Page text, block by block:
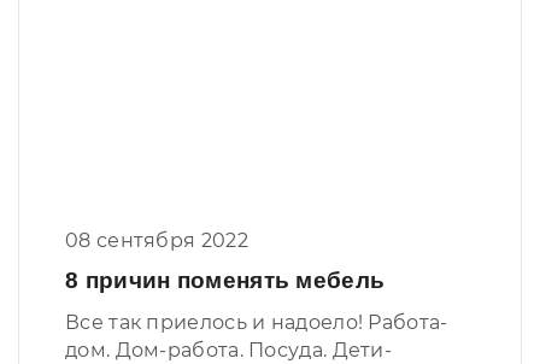
08 сентября 2022
8 причин поменять мебель
Все так приелось и надоело! Работа-
дом. Дом-работа. Посуда. Дети-